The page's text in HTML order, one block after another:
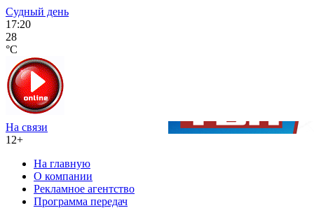
Судный день
17:20
28
°C
На связи
12+
На главную
О компании
Рекламное агентство
Программа передач